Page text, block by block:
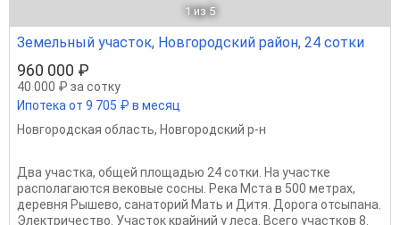
1 из 5
Земельный участок, Новгородский район, 24 сотки
960 000 ₽
40 000 ₽ за сотку
Ипотека от 9 705 ₽ в месяц
Новгородская область, Новгородский р-н
Два участка, общей площадью 24 сотки. На участке
располагаются вековые сосны. Река Мста в 500 метрах,
деревня Рышево, санаторий Мать и Дитя. Дорога отсыпана.
Электричество. Участок крайний у леса. Всего участков 8.